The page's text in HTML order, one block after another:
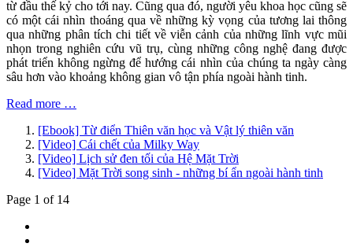
từ đầu thế kỷ cho tới nay. Cũng qua đó, người yêu khoa học cũng sẽ
có một cái nhìn thoáng qua về những kỳ vọng của tương lai thông
qua những phân tích chi tiết về viễn cảnh của những lĩnh vực mũi
nhọn trong nghiên cứu vũ trụ, cùng những công nghệ đang được
phát triển không ngừng để hướng cái nhìn của chúng ta ngày càng
sâu hơn vào khoảng không gian vô tận phía ngoài hành tinh.
Read more …
[Ebook] Từ điển Thiên văn học và Vật lý thiên văn
[Video] Cái chết của Milky Way
[Video] Lịch sử đen tối của Hệ Mặt Trời
[Video] Mặt Trời song sinh - những bí ẩn ngoài hành tinh
Page 1 of 14